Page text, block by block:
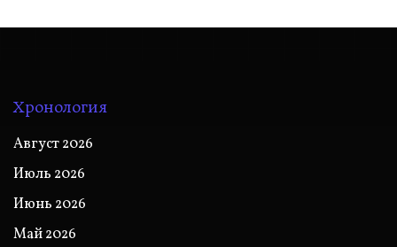
Хронология
Август 2026
Июль 2026
Июнь 2026
Май 2026